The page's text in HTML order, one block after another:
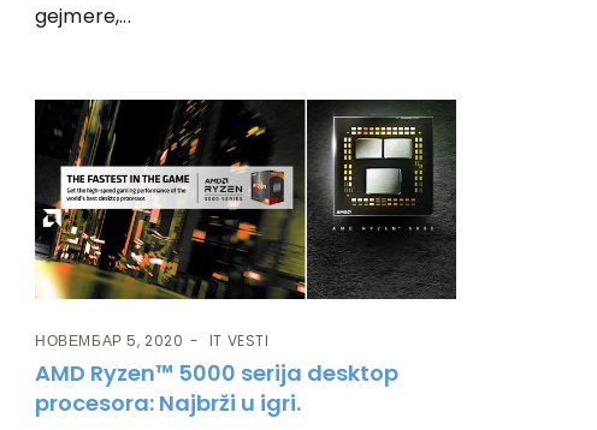
gejmere,...
НОВЕМБАР 5, 2020 IT VESTI
AMD Ryzen™ 5000 serija desktop
procesora: Najbrži u igri.